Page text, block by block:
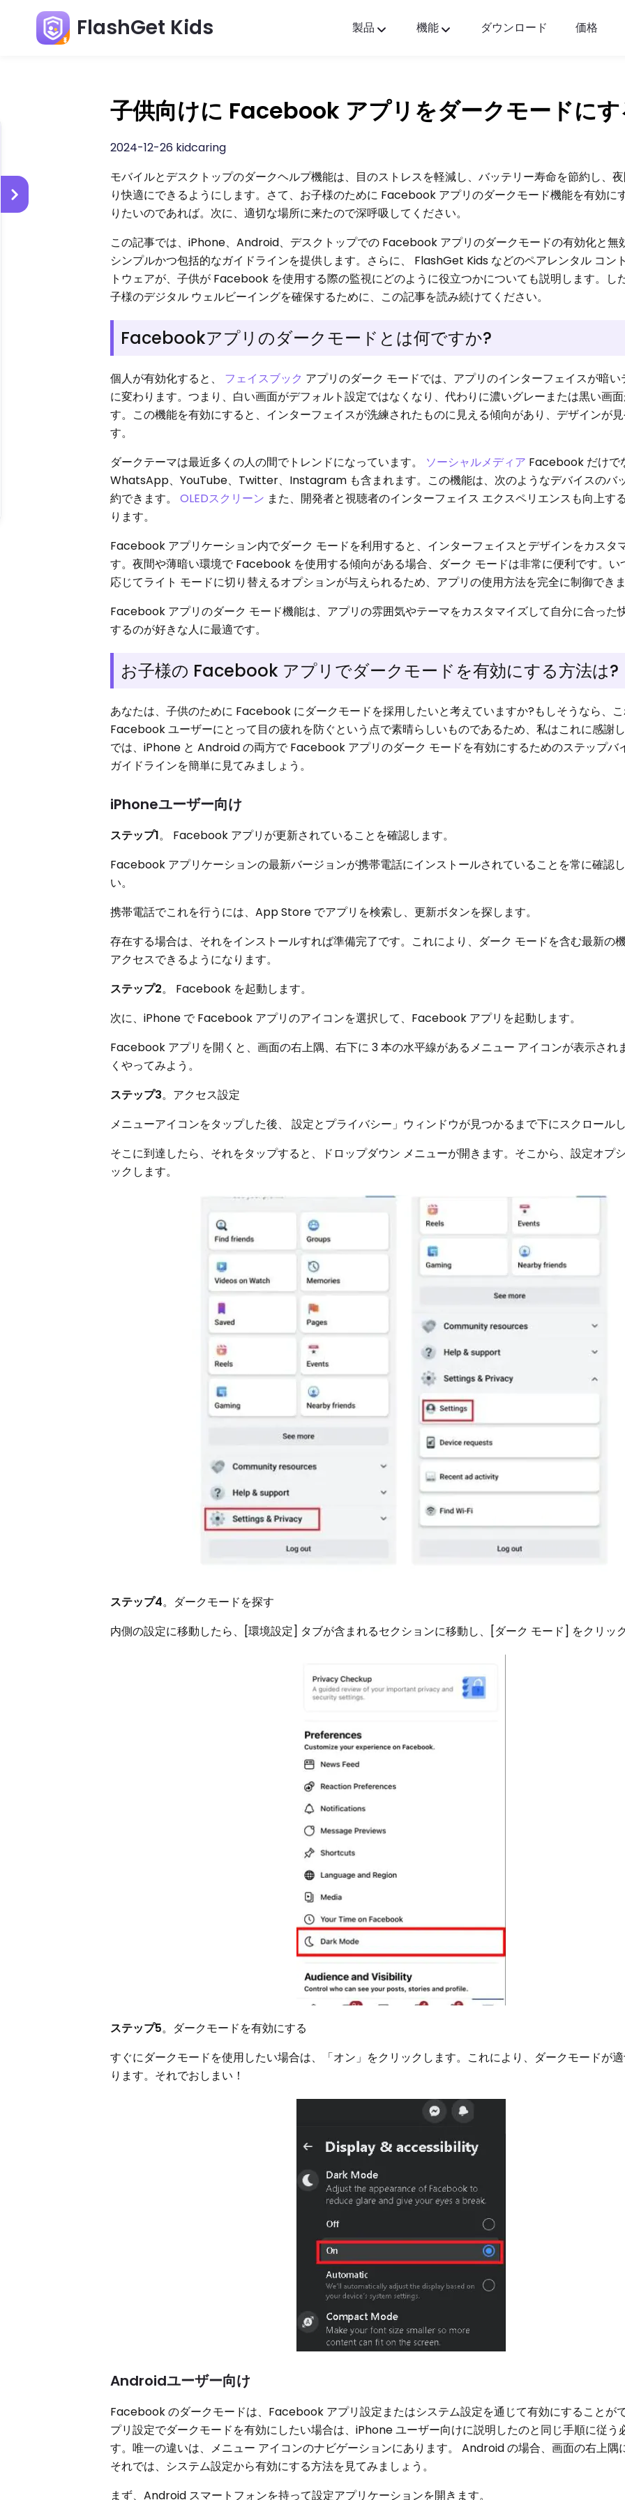
FlashGet Kids 製品
FlashGet Finder
機能 ダウンロード 価格
子供向けに Facebook アプリをダークモードに
2024-12-26 kidcaring
モバイルとデスクトップのダークヘルプ機能は、目のストレスを軽減し、バッテリー寿命を節約し、
り快適にできるようにします。さて、お子様のために Facebook アプリのダークモード機能を有効に
りたいのであれば。次に、適切な場所に来たので深呼吸してください。
この記事では、iPhone、Android、デスクトップでの Facebook アプリのダークモードの有効化と無
シンプルかつ包括的なガイドラインを提供します。さらに、 FlashGet Kids などのペアレンタル コン
トウェアが、子供が Facebook を使用する際の監視にどのように役立つかについても説明します。し
子様のデジタル ウェルビーイングを確保するために、この記事を読み続けてください。
Facebookアプリのダークモードとは何ですか?
個人が有効化すると、 フェイスブック アプリのダーク モードでは、アプリのインターフェイスが暗
に変わります。つまり、白い画面がデフォルト設定ではなくなり、代わりに濃いグレーまたは黒い画
す。この機能を有効にすると、インターフェイスが洗練されたものに見える傾向があり、デザインが
す。
ダークテーマは最近多くの人の間でトレンドになっています。 ソーシャルメディア Facebook だけで
WhatsApp、YouTube、Twitter、Instagram も含まれます。この機能は、次のようなデバイスのバ
約できます。OLEDスクリーン また、開発者と視聴者のインターフェイス エクスペリエンスも向上す
ります。
Facebook アプリケーション内でダーク モードを利用すると、インターフェイスとデザインをカスタ
す。夜間や薄暗い環境で Facebook を使用する傾向がある場合、ダーク モードは非常に便利です。い
応じてライト モードに切り替えるオプションが与えられるため、アプリの使用方法を完全に制御できま
Facebook アプリのダーク モード機能は、アプリの雰囲気やテーマをカスタマイズして自分に合った
するのが好きな人に最適です。
お子様の Facebook アプリでダークモードを有効にする方法は?
あなたは、子供のために Facebook にダークモードを採用したいと考えていますか?もしそうなら、
Facebook ユーザーにとって目の疲れを防ぐという点で素晴らしいものであるため、私はこれに感謝
では、iPhone と Android の両方で Facebook アプリのダーク モードを有効にするためのステップバ
ガイドラインを簡単に見てみましょう。
iPhoneユーザー向け
ステップ1。 Facebook アプリが更新されていることを確認します。
Facebook アプリケーションの最新バージョンが携帯電話にインストールされていることを常に確認
い。
携帯電話でこれを行うには、App Store でアプリを検索し、更新ボタンを探します。
存在する場合は、それをインストールすれば準備完了です。これにより、ダーク モードを含む最新の
アクセスできるようになります。
ステップ2。 Facebook を起動します。
次に、iPhone で Facebook アプリのアイコンを選択して、Facebook アプリを起動します。
Facebook アプリを開くと、画面の右上隅、右下に 3 本の水平線があるメニュー アイコンが表示され
くやってみよう。
ステップ3。アクセス設定
メニューアイコンをタップした後、 設定とプライバシー」ウィンドウが見つかるまで下にスクロールし
そこに到達したら、それをタップすると、ドロップダウン メニューが開きます。そこから、設定オプ
ックします。
ステップ4。ダークモードを探す
内側の設定に移動したら、[環境設定] タブが含まれるセクションに移動し、[ダーク モード] をクリック
ステップ5。ダークモードを有効にする
すぐにダークモードを使用したい場合は、「オン」をクリックします。これにより、ダークモードが
ります。それでおしまい！
Androidユーザー向け
Facebook のダークモードは、Facebook アプリ設定またはシステム設定を通じて有効にすることが
プリ設定でダークモードを有効にしたい場合は、iPhone ユーザー向けに説明したのと同じ手順に従う
す。唯一の違いは、メニュー アイコンのナビゲーションにあります。 Android の場合、画面の右上隅
それでは、システム設定から有効にする方法を見てみましょう。
まず、Android スマートフォンを持って設定アプリケーションを開きます。